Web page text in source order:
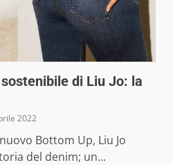
di Liu Jo: la
2022
Bottom Up, Liu Jo
del denim; un...